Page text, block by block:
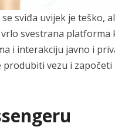
sviđa uvijek je teško,
vrlo svestrana platforma
i interakciju javno i
vezu i